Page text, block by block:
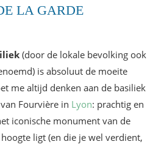
LA GARDE
(door de lokale bevolking ook
is absoluut de moeite
me altijd denken aan de basiliek
Fourvière in Lyon: prachtig en
iconische monument van de
ligt (en die je wel verdient,